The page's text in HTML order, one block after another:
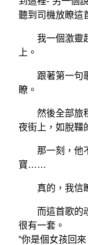
聽到司機放瞭這
我一個激靈起
上。
跟著第一句歌
瞭。
然後全部旅
夜街上，如脫韁
那一刻，他不
寶……
真的，我信瞭
而這首歌的魂
很有一套。
“你是個女孩回